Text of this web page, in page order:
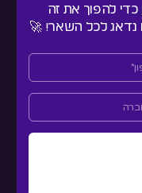
כדי להפוך את זה
נדאג לכל השאר! 🚀